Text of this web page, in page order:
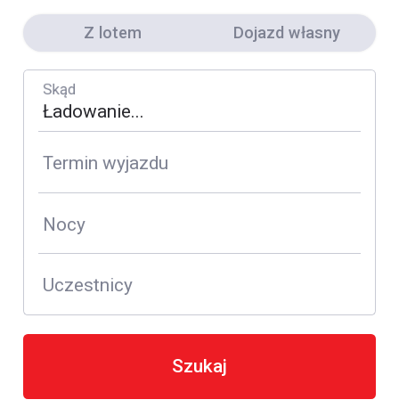
Z lotem Dojazd własny
Skąd
Termin wyjazdu
Nocy
Uczestnicy
Szukaj